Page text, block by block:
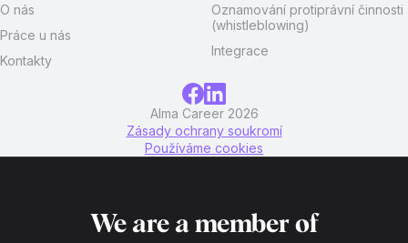
O nás
Práce u nás
Kontakty
Oznamování protiprávní činnosti
(whistleblowing)
Integrace
Alma Career 2026
Zásady ochrany soukromí
Používáme cookies
We are a member of